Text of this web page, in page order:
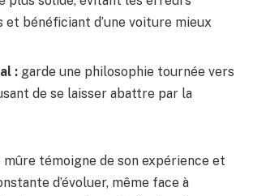
bénéficiant d’une voiture mieux
: garde une philosophie tournée vers
de se laisser abattre par la
témoigne de son expérience et
d’évoluer, même face à